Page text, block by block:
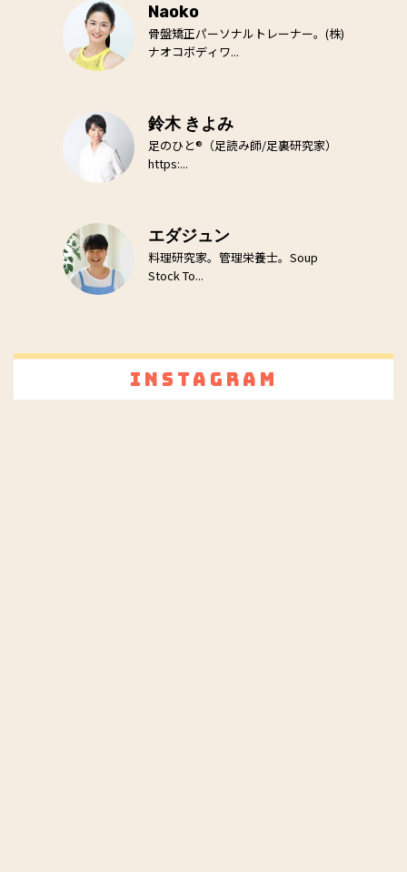
Naoko
骨盤矯正パーソナルトレーナー。(株)
ナオコボディワ...
鈴木 きよみ
足のひと®（足読み師/足裏研究家）
https:...
エダジュン
料理研究家。管理栄養士。Soup
Stock To...
Instagram